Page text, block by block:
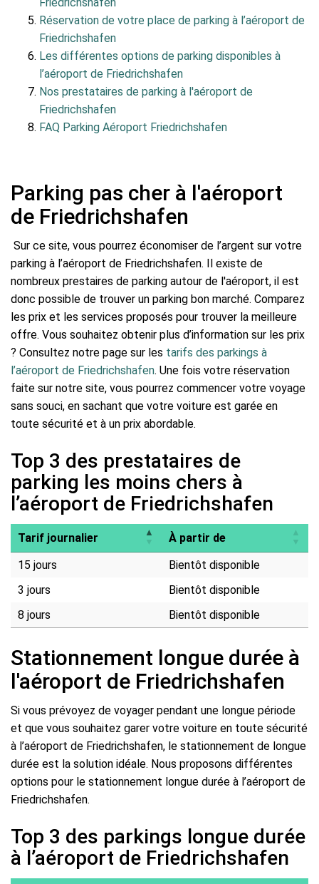
Friedrichshafen
Réservation de votre place de parking à l’aéroport de
Friedrichshafen
Les différentes options de parking disponibles à
l’aéroport de Friedrichshafen
Nos prestataires de parking à l'aéroport de
Friedrichshafen
FAQ Parking Aéroport Friedrichshafen
Parking pas cher à l'aéroport
de Friedrichshafen
Sur ce site, vous pourrez économiser de l’argent sur votre
parking à l’aéroport de Friedrichshafen. Il existe de
nombreux prestaires de parking autour de l'aéroport, il est
donc possible de trouver un parking bon marché. Comparez
les prix et les services proposés pour trouver la meilleure
offre. Vous souhaitez obtenir plus d’information sur les prix
? Consultez notre page sur les tarifs des parkings à
l’aéroport de Friedrichshafen. Une fois votre réservation
faite sur notre site, vous pourrez commencer votre voyage
sans souci, en sachant que votre voiture est garée en
toute sécurité et à un prix abordable.
Top 3 des prestataires de
parking les moins chers à
l’aéroport de Friedrichshafen
Tarif journalier
À partir de
15 jours
Bientôt disponible
3 jours
Bientôt disponible
8 jours
Bientôt disponible
Stationnement longue durée à
l'aéroport de Friedrichshafen
Si vous prévoyez de voyager pendant une longue période
et que vous souhaitez garer votre voiture en toute sécurité
à l’aéroport de Friedrichshafen, le stationnement de longue
durée est la solution idéale. Nous proposons différentes
options pour le stationnement longue durée à l’aéroport de
Friedrichshafen.
Top 3 des parkings longue durée
à l’aéroport de Friedrichshafen